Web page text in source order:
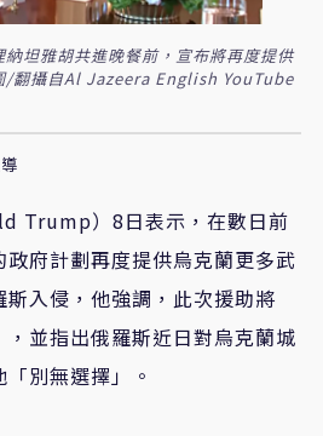
坦雅胡共進晚餐前，宣布將再度提供
/翻攝自Al Jazeera English YouTube
Trump）8日表示，在數日前
府計劃再度提供烏克蘭更多武
入侵，他強調，此次援助將
，並指出俄羅斯近日對烏克蘭城
別無選擇」。